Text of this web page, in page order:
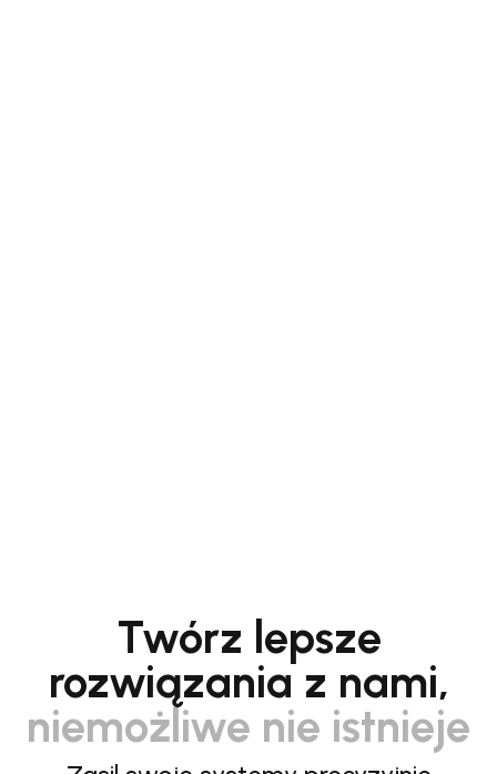
Twórz lepsze
rozwiązania z nami,
niemożliwe nie istnieje